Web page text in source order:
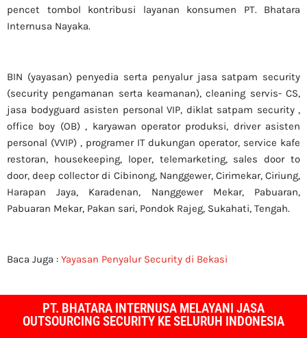
pencet tombol kontribusi layanan konsumen PT. Bhatara
Internusa Nayaka.
BIN (yayasan) penyedia serta penyalur jasa satpam security
(security pengamanan serta keamanan), cleaning servis- CS,
jasa bodyguard asisten personal VIP, diklat satpam security ,
office boy (OB) , karyawan operator produksi, driver asisten
personal (VVIP) , programer IT dukungan operator, service kafe
restoran, housekeeping, loper, telemarketing, sales door to
door, deep collector di Cibinong, Nanggewer, Cirimekar, Ciriung,
Harapan Jaya, Karadenan, Nanggewer Mekar, Pabuaran,
Pabuaran Mekar, Pakan sari, Pondok Rajeg, Sukahati, Tengah.
Baca Juga : Yayasan Penyalur Security di Bekasi
PT. BHATARA INTERNUSA MELAYANI JASA
OUTSOURCING SECURITY KE SELURUH INDONESIA